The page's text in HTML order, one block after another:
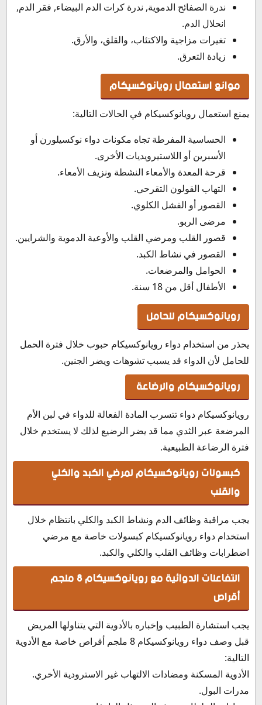
ندرة الصفائح الدموية, ندرة كرات الدم البيضاء, فقر الدم,
انحلال الدم.
تغيرات مزاجية والاكتئاب، والقلق، والأرق.
زيادة التعرق.
موانع استعمال رويانوكسيكام
يمنع استعمال رويانوكسيكام في الحالات التالية:
الحساسية المفرطة تجاه مكونات دواء نوكسيلورن أو
الأسبرين أو اللاستيرويديات الأخرى.
قرحة المعدة والأمعاء النشطة ونزيف الأمعاء.
التهاب القولون التقرحي.
القصور أو الفشل الكلوي.
مرضى الربو.
قصور القلب ومرضي القلب والأوعية الدموية والشرايين.
القصور في نشاط الكبد.
الحوامل والمرضعات.
الأطفال أقل من 18 سنة.
رويانوكسيكام للحامل
يحذر من استخدام دواء رويانوكسيكام حبوب خلال فترة الحمل
للحامل لأن الدواء قد يسبب تشوهات ويضر الجنين.
رويانوكسيكام والرضاعة
رويانوكسيكام دواء تتسرب المادة الفعالة للدواء في لبن الأم
المرضعة عبر الثدي مما قد يضر الرضيع لذلك لا يستخدم خلال
فترة الرضاعة الطبيعية.
كبسولات رويانوكسيكام لمرضي الكبد والكلي
والقلب
يجب مراقبة وظائف الدم ونشاط الكبد والكلي بانتظام خلال
استخدام دواء رويانوكسيكام كبسولات خاصة مع مرضي
اضطرابات وظائف القلب والكلي والكبد.
التفاعلات الدوائية مع رويانوكسيكام 8 ملجم
أقراص
يجب استشارة الطبيب وإخباره بالأدوية التي يتناولها المريض
قبل وصف دواء رويانوكسيكام 8 ملجم أقراص خاصة مع الأدوية
التالية:
الأدوية المسكنة ومضادات الالتهاب غير الاسترودية الأخري.
مدرات البول.